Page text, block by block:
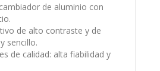
de aluminio con
de alto contraste y de
sencillo.
de calidad: alta fiabilidad y